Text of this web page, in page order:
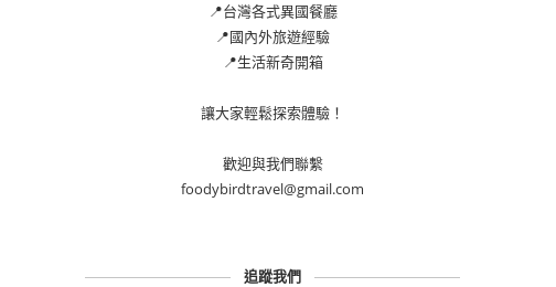
📍台灣各式異國餐廳
📍國內外旅遊經驗
📍生活新奇開箱
讓大家輕鬆探索體驗！
歡迎與我們聯繫
foodybirdtravel@gmail.com
追蹤我們